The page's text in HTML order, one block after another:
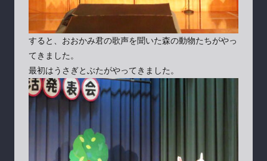
すると、おおかみ君の歌声を聞いた森の動物たちがやっ
てきました。
最初はうさぎとぶたがやってきました。